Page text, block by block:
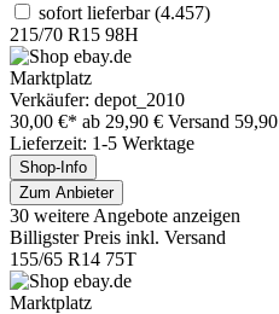
sofort lieferbar(4.457)
215/70 R15 98H
Marktplatz
Verkäufer: depot_2010
30,00 €* ab 29,90 € Versand
Lieferzeit: 1-5 Werktage
Shop-Info
Zum Anbieter
30 weitere Angebote anzeigen
Billigster Preis inkl. Versand
155/65 R14 75T
Marktplatz